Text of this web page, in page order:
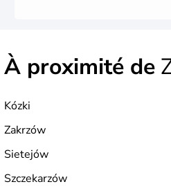
À proximité de
Kózki
Zakrzów
Sietejów
Szczekarzów